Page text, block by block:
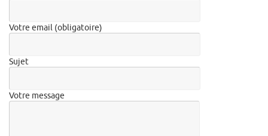
Votre email (obligatoire)
Sujet
Votre message